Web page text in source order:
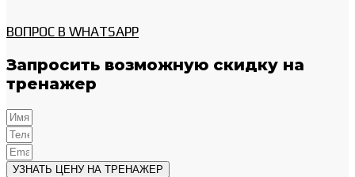
ВОПРОС В WHATSAPP
Запросить возможную скидку на
тренажер
УЗНАТЬ ЦЕНУ НА ТРЕНАЖЕР